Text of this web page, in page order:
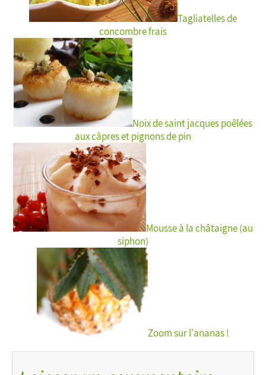
Tagliatelles de
concombre frais
Noix de saint jacques poêlées
aux câpres et pignons de pin
Mousse à la châtaigne (au
siphon)
Zoom sur l'ananas !